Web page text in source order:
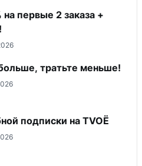
первые 2 заказа +
тратьте меньше!
подписки на TVOЁ